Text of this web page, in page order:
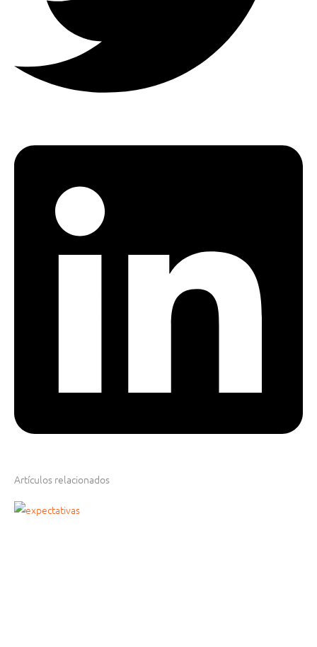
Artículos relacionados